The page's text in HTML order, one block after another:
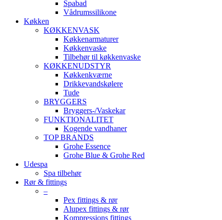
Spabad
Vådrumssilikone
Køkken
KØKKENVASK
Køkkenarmaturer
Køkkenvaske
Tilbehør til køkkenvaske
KØKKENUDSTYR
Køkkenkværne
Drikkevandskølere
Tude
BRYGGERS
Bryggers-/Vaskekar
FUNKTIONALITET
Kogende vandhaner
TOP BRANDS
Grohe Essence
Grohe Blue & Grohe Red
Udespa
Spa tilbehør
Rør & fittings
–
Pex fittings & rør
Alupex fittings & rør
Kompressions fittings